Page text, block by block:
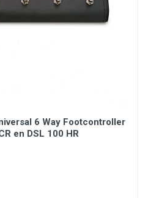
6 Way Footcontroller
en DSL 100 HR